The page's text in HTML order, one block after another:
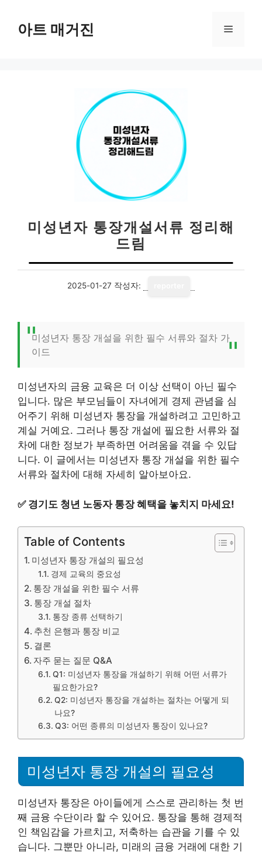
아트 매거진 메
미성년자 통장개설서류 정리해
드림
2025-01-27 작성자:
미성년자 통장 개설을 위한 필수 서류와 절차 가
이드
미성년자의 금융 교육은 더 이상 선택이 아닌 필수
입니다. 많은 부모님들이 자녀에게 경제 관념을 심
어주기 위해 미성년자 통장을 개설하려고 고민하고
계실 거예요. 그러나 통장 개설에 필요한 서류와 절
차에 대한 정보가 부족하면 어려움을 겪을 수 있답
니다. 이 글에서는 미성년자 통장 개설을 위한 필수
서류와 절차에 대해 자세히 알아보아요.
✅ 경기도 청년 노동자 통장 혜택을 놓치지 마세요!
Table of Contents
미성년자 통장 개설의 필요성
경제 교육의 중요성
통장 개설을 위한 필수 서류
통장 개설 절차
통장 종류 선택하기
추천 은행과 통장 비교
결론
자주 묻는 질문 Q&A
Q1: 미성년자 통장을 개설하기 위해 어떤 서류가
필요한가요?
Q2: 미성년자 통장을 개설하는 절차는 어떻게 되
나요?
Q3: 어떤 종류의 미성년자 통장이 있나요?
미성년자 통장 개설의 필요성
미성년자 통장은 아이들에게 스스로 관리하는 첫 번
째 금융 수단이라 할 수 있어요. 통장을 통해 경제적
인 책임감을 가르치고, 저축하는 습관을 기를 수 있
습니다. 그뿐만 아니라, 미래의 금융 거래에 대한 기